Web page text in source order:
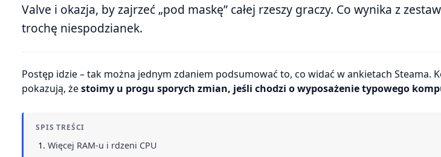
Valve i okazja, by zajrzeć „pod maskę” całej rzeszy graczy. Co wynika z
trochę niespodzianek.
Postęp idzie – tak można jednym zdaniem podsumować to, co widać w ankietach Steama. Kolejne zestawienia wyraźnie
pokazują, żestoimy u progu sporych zmian, jeśli chodzi o wyposażenie typowego
SPIS TREŚCI
Więcej RAM-u i rdzeni CPU